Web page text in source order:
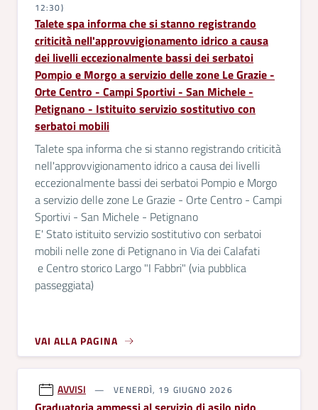
12:30)
Talete spa informa che si stanno registrando
criticità nell'approvvigionamento idrico a causa
dei livelli eccezionalmente bassi dei serbatoi
Pompio e Morgo a servizio delle zone Le Grazie -
Orte Centro - Campi Sportivi - San Michele -
Petignano - Istituito servizio sostitutivo con
serbatoi mobili
Talete spa informa che si stanno registrando criticità
nell'approvvigionamento idrico a causa dei livelli
eccezionalmente bassi dei serbatoi Pompio e Morgo
a servizio delle zone Le Grazie - Orte Centro - Campi
Sportivi - San Michele - Petignano
E' Stato istituito servizio sostitutivo con serbatoi
mobili nelle zone di Petignano in Via dei Calafati
e Centro storico Largo "I Fabbri" (via pubblica
passeggiata)
VAI ALLA PAGINA
AVVISI VENERDÌ, 19 GIUGNO 2026